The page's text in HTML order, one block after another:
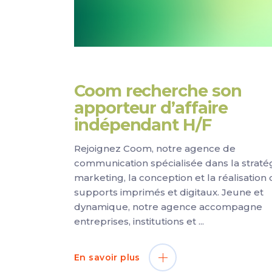
Coom recherche son
apporteur d’affaire
indépendant H/F
Rejoignez Coom, notre agence de
communication spécialisée dans la
marketing, la conception et la réalisation
supports imprimés et digitaux. Jeune et
dynamique, notre agence accompagne
entreprises, institutions et
En savoir plus